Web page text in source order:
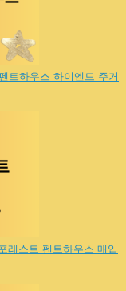
트하우스 하이엔드 주거
레스트 펜트하우스 매입